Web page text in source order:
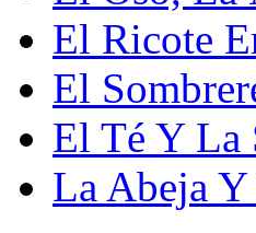
El Ricote
El
El Té Y La
La Abeja